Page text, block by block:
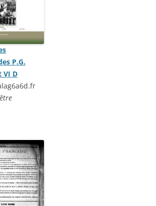
P.G.
VI D